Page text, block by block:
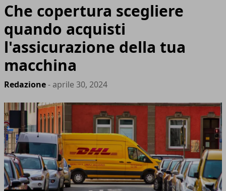
Che copertura scegliere
quando acquisti
l'assicurazione della tua
macchina
Redazione- aprile 30, 2024